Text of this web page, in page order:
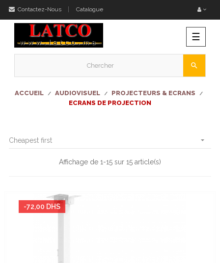
Contactez-Nous Catalogue
la
☰
search
ACCUEIL AUDIOVISUEL
PROJECTEURS & ECRANS
ECRANS DE PROJECTION
Cheapest first 
Affichage de 1-15 sur 15 article(s)
-72,00 DHS